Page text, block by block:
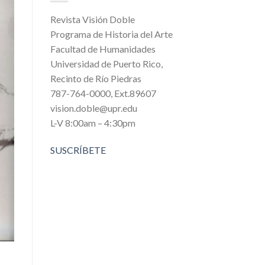
Revista Visión Doble
Programa de Historia del Arte
Facultad de Humanidades
Universidad de Puerto Rico,
Recinto de Río Piedras
787-764-0000, Ext.89607
vision.doble@upr.edu
L-V 8:00am – 4:30pm
SUSCRÍBETE